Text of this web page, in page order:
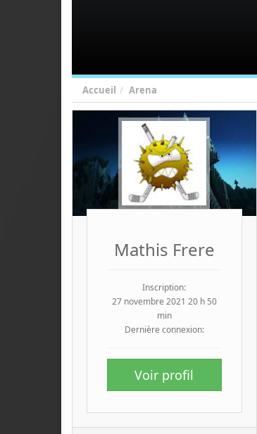
Accueil Arena
Mathis Frere
Inscription:
27 novembre 2021 20 h 50
min
Dernière connexion:
Voir profil